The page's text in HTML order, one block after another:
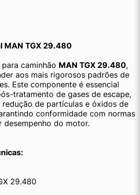
MAN TGX 29.480
caminhão MAN TGX 29.480,
aos mais rigorosos padrões de
Este componente é essencial
tratamento de gases de escape,
de partículas e óxidos de
conformidade com normas
desempenho do motor.
29.480